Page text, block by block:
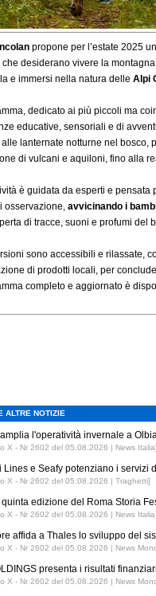
propone per l’estate 2025
desiderano vivere la
e immersi nella natura delle Alpi
dedicato ai più piccoli ma
educative, sensoriali e di
lanternate notturne nel bosco,
di vulcani e aquiloni, fino alla
è guidata da esperti e pensata
osservazione, avvicinando i
di tracce, suoni e profumi del
sono accessibili e rilassate,
di prodotti locali, per
completo e aggiornato è
ALTRE NOTIZIE
l'operatività invernale a
X - Nr 2602 del 05.08.2026 | News Italia]
Lines e Seafy potenziano i servizi
X - Nr 2602 del 05.08.2026 | Traghetti]
edizione del Roma Storia
X - Nr 2602 del 05.08.2026 | News Italia]
affida a Thales lo sviluppo del
X - Nr 2602 del 05.08.2026 | News
presenta i risultati
X - Nr 2602 del 05.08.2026 | News